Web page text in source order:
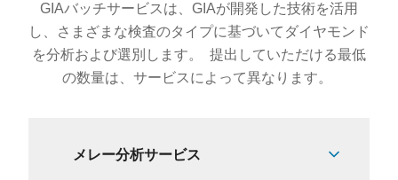
GIAバッチサービスは、GIAが開発した技術を活用
し、さまざまな検査のタイプに基づいてダイヤモンド
を分析および選別します。 提出していただける最低
の数量は、サービスによって異なります。
メレー分析サービス